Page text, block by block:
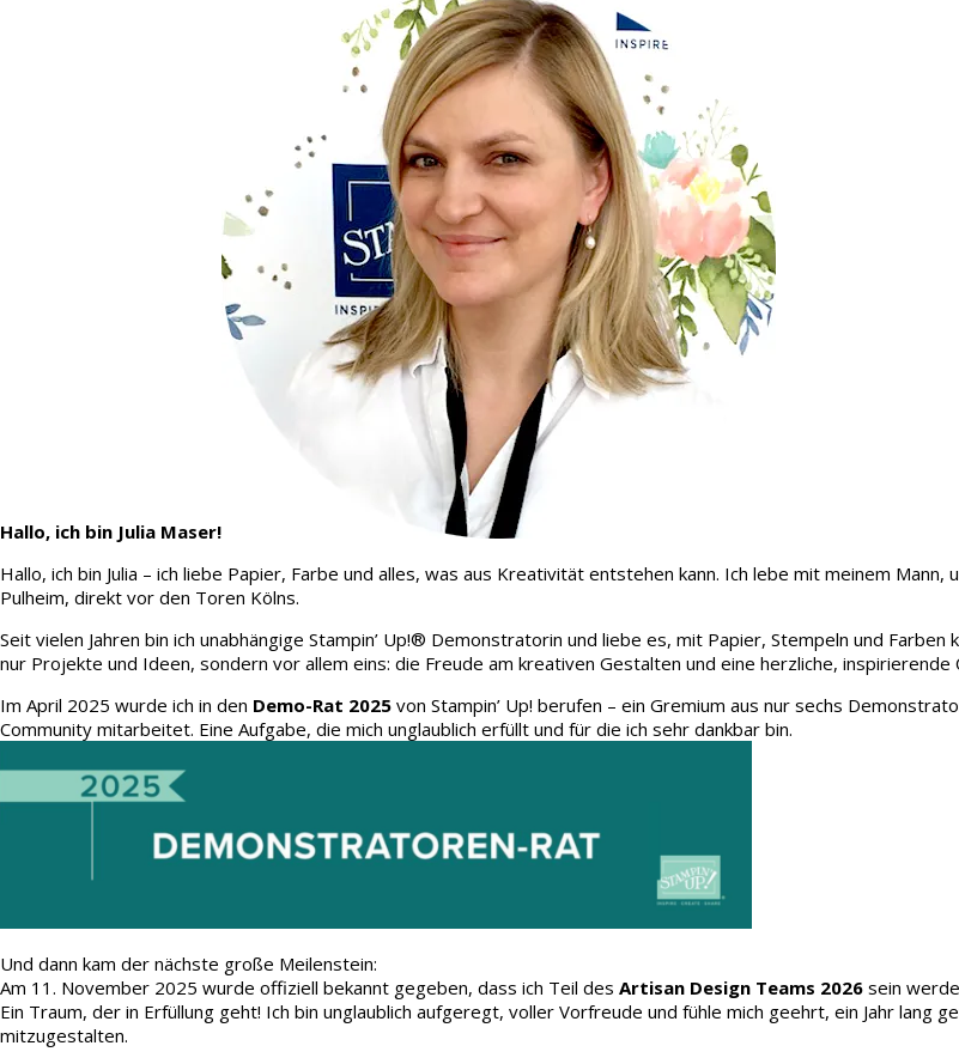
Hallo, ich bin Julia Maser!
Hallo, ich bin Julia – ich liebe Papier, Farbe und alles, was aus Kreativität entstehen kann. Ich lebe mit meinem
Pulheim, direkt vor den Toren Kölns.
Seit vielen Jahren bin ich unabhängige Stampin’ Up!® Demonstratorin und liebe es, mit Papier, Stempeln und
nur Projekte und Ideen, sondern vor allem eins: die Freude am kreativen Gestalten und eine herzliche, inspirierende
Im April 2025 wurde ich in den Demo-Rat 2025 von Stampin’ Up! berufen – ein Gremium aus nur sechs
Community mitarbeitet. Eine Aufgabe, die mich unglaublich erfüllt und für die ich sehr dankbar bin.
Und dann kam der nächste große Meilenstein:
Am 11. November 2025 wurde offiziell bekannt gegeben, dass ich Teil des Artisan Design Teams 2026 sein
Ein Traum, der in Erfüllung geht! Ich bin unglaublich aufgeregt, voller Vorfreude und fühle mich geehrt, ein Jahr lang
mitzugestalten.